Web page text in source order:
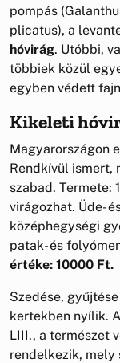
pompás
plicatus), a
hóvirág. Utóbbi,
többiek közül
egyben védett
Kikeleti
Magyarországon
Rendkívül ismert,
szabad. Termete:
virágozhat. Üde-
középhegységi
patak- és
értéke: 10000 Ft.
Szedése,
kertekben nyílik.
LIII., a természet
rendelkezik, mely